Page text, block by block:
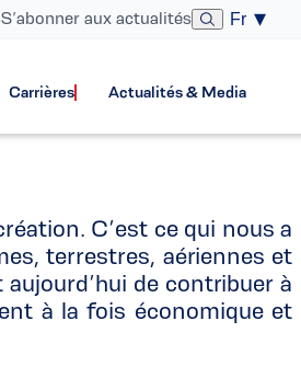
S’abonner aux actualités Fr
Carrières Actualités & Media
C’est ce qui nous a
terrestres, aériennes et
de contribuer à
à la fois économique et